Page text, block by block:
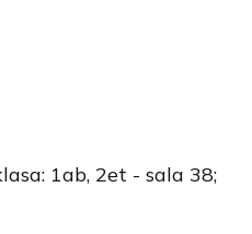
1ab, 2et - sala 38;